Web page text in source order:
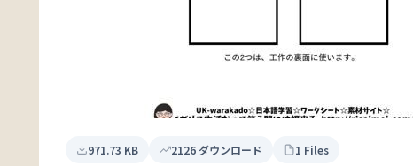
971.73 KB 2126 ダウンロード 1 Files